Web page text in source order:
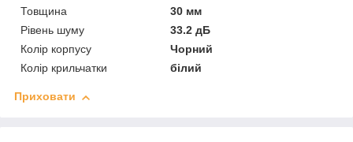
Товщина
30 мм
Рівень шуму
33.2 дБ
Колір корпусу
Чорний
Колір крильчатки
білий
Приховати